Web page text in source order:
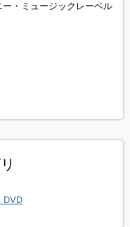
・ミュージックレーベル
DVD